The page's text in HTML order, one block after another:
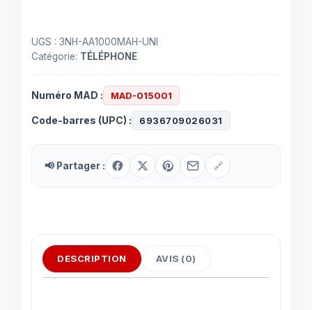
1000
mAh
UGS : 3NH-AA1000MAH-UNI
Catégorie: TÉLÉPHONE
Numéro MAD : MAD-015001
Code-barres (UPC) : 6936709026031
📢 Partager : 🔗
DESCRIPTION AVIS (0)